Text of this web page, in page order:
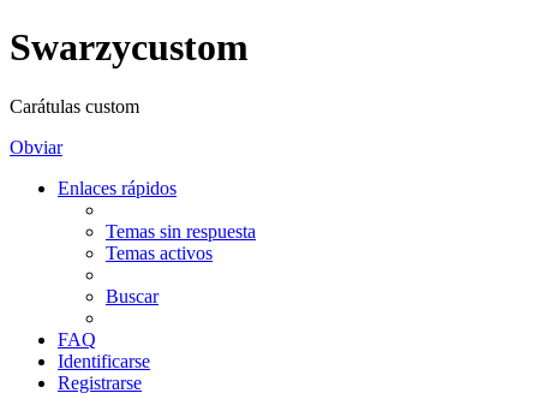
Swarzycustom
Carátulas custom
Obviar
Enlaces rápidos
Temas sin respuesta
Temas activos
Buscar
FAQ
Identificarse
Registrarse